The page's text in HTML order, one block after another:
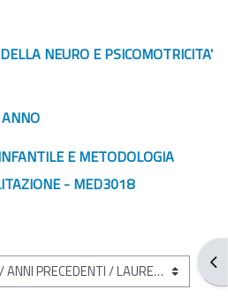
NEURO E PSICOMOTRICITA'
E METODOLOGIA
- MED3018